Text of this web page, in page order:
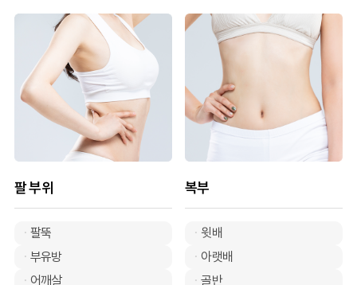
팔 부위
팔뚝
부유방
어깨살
복부
윗배
아랫배
골반